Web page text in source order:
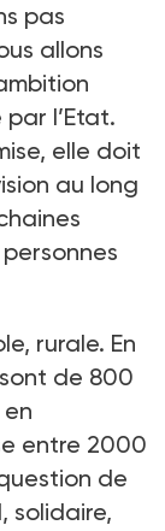
pas
allons
l’Etat.
elle doit
au long
rurale. En
de 800
entre 2000
de
solidaire,